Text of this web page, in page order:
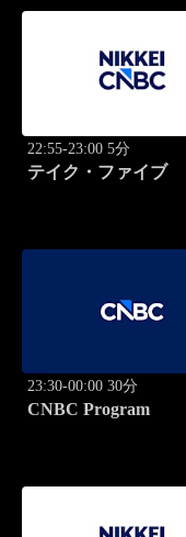
22:55-23:00 5分
テイク・ファイブ
23:30-00:00 30分
CNBC Program